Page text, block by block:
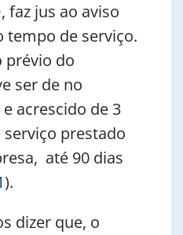
faz jus ao aviso
tempo de serviço.
prévio do
ser de no
acrescido de 3
prestado
até 90 dias
).
dizer que, o